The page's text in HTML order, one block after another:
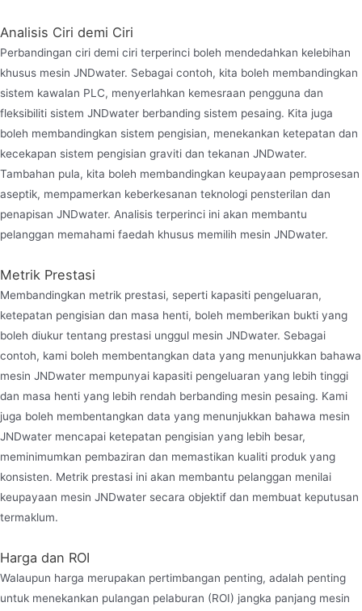
Analisis Ciri demi Ciri
Perbandingan ciri demi ciri terperinci boleh mendedahkan kelebihan
khusus mesin JNDwater. Sebagai contoh, kita boleh membandingkan
sistem kawalan PLC, menyerlahkan kemesraan pengguna dan
fleksibiliti sistem JNDwater berbanding sistem pesaing. Kita juga
boleh membandingkan sistem pengisian, menekankan ketepatan dan
kecekapan sistem pengisian graviti dan tekanan JNDwater.
Tambahan pula, kita boleh membandingkan keupayaan pemprosesan
aseptik, mempamerkan keberkesanan teknologi pensterilan dan
penapisan JNDwater. Analisis terperinci ini akan membantu
pelanggan memahami faedah khusus memilih mesin JNDwater.
Metrik Prestasi
Membandingkan metrik prestasi, seperti kapasiti pengeluaran,
ketepatan pengisian dan masa henti, boleh memberikan bukti yang
boleh diukur tentang prestasi unggul mesin JNDwater. Sebagai
contoh, kami boleh membentangkan data yang menunjukkan bahawa
mesin JNDwater mempunyai kapasiti pengeluaran yang lebih tinggi
dan masa henti yang lebih rendah berbanding mesin pesaing. Kami
juga boleh membentangkan data yang menunjukkan bahawa mesin
JNDwater mencapai ketepatan pengisian yang lebih besar,
meminimumkan pembaziran dan memastikan kualiti produk yang
konsisten. Metrik prestasi ini akan membantu pelanggan menilai
keupayaan mesin JNDwater secara objektif dan membuat keputusan
termaklum.
Harga dan ROI
Walaupun harga merupakan pertimbangan penting, adalah penting
untuk menekankan pulangan pelaburan (ROI) jangka panjang mesin